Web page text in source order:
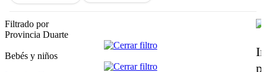
Filtrado por
Provincia Duarte
Bebés y niños